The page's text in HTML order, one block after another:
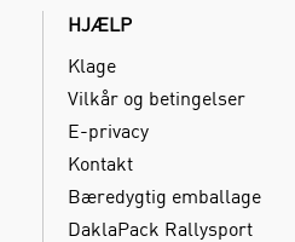
HJÆLP
Klage
Vilkår og betingelser
E-privacy
Kontakt
Bæredygtig emballage
DaklaPack Rallysport